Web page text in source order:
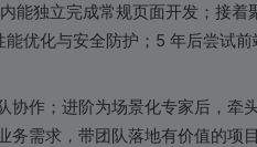
能独立完成常规页面开发；接
优化与安全防护；5 年后尝试
作；进阶为场景化专家后，牵
需求，带团队落地有价值的项目